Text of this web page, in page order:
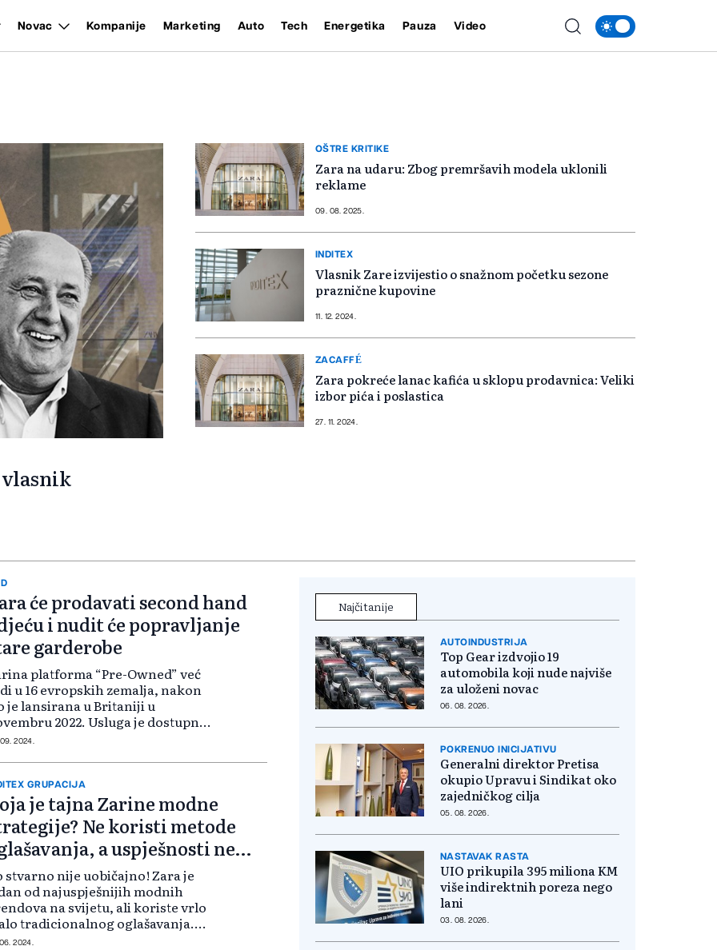
Novac Kompanije Marketing Auto Tech Energetika Pauza Video
OŠTRE KRITIKE
Zara na udaru: Zbog premršavih modela uklonili
reklame
09. 08. 2025.
INDITEX
Vlasnik Zare izvijestio o snažnom početku sezone
praznične kupovine
11. 12. 2024.
ZACAFFÉ
Zara pokreće lanac kafića u sklopu prodavnica: Veliki
izbor pića i poslastica
27. 11. 2024.
će prodavati second hand
i nudit će popravljanje
garderobe
platforma “Pre-Owned” već
u 16 ​​evropskih zemalja, nakon
je lansirana u Britaniji u
2022. Usluga je dostupna
prodavnica Zara, njene web
Španiju, Francusku i
2024.
GRUPACIJA
je tajna Zarine modne
Ne koristi metode
a uspješnosti ne
stvarno nije uobičajno! Zara je
od najuspješnijih modnih
na svijetu, ali koriste vrlo
tradicionalnog oglašavanja.
je osnivač Zare, Amancio
2024.
Najčitanije
AUTOINDUSTRIJA
Top Gear izdvojio 19
automobila koji nude najviše
za uloženi novac
06. 08. 2026.
POKRENUO INICIJATIVU
Generalni direktor Pretisa
okupio Upravu i Sindikat oko
zajedničkog cilja
05. 08. 2026.
NASTAVAK RASTA
UIO prikupila 395 miliona KM
više indirektnih poreza nego
lani
03. 08. 2026.